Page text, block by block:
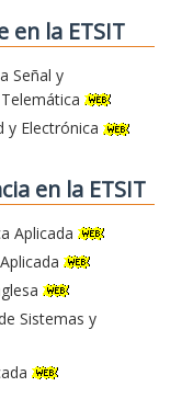
en la ETSIT
Señal y
y Electrónica
en la ETSIT
Aplicada
Sistemas y